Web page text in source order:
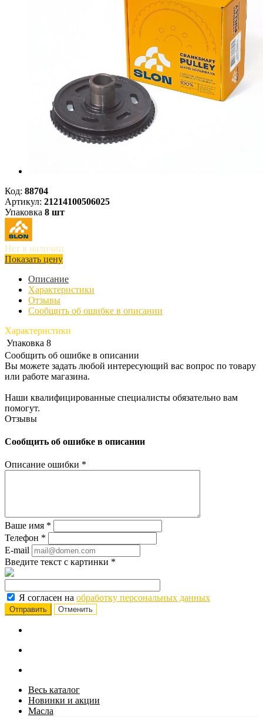
Код: 88704
Артикул: 21214100506025
Упаковка 8 шт
Нет в наличии
Показать цену
Описание
Характеристики
Отзывы
Сообщить об ошибке в описании
Характеристики
Упаковка 8
Сообщить об ошибке в описании
Вы можете задать любой интересующий вас вопрос по товару
или работе магазина.
Наши квалифицированные специалисты обязательно вам
помогут.
Отзывы
Сообщить об ошибке в описании
Описание ошибки *
Ваше имя *
Телефон *
E-mail
Введите текст с картинки *
Я согласен на обработку персональных данных
Отменить
Весь каталог
Новинки и акции
Масла